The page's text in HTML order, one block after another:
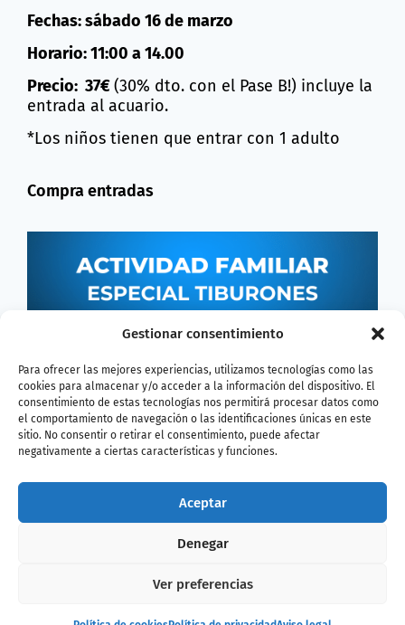
Gestionar consentimiento
Para ofrecer las mejores experiencias, utilizamos tecnologías como las
cookies para almacenar y/o acceder a la información del dispositivo. El
consentimiento de estas tecnologías nos permitirá procesar datos como
el comportamiento de navegación o las identificaciones únicas en este
sitio. No consentir o retirar el consentimiento, puede afectar
negativamente a ciertas características y funciones.
Aceptar
Denegar
Ver preferencias
Fechas: sábado 16 de marzo
Horario: 11:00 a 14.00
Precio: 37€(30% dto. con el Pase B!) incluye la
entrada al acuario.
*Los niños tienen que entrar con 1 adulto
Compra entradas
¿Te ha gustado